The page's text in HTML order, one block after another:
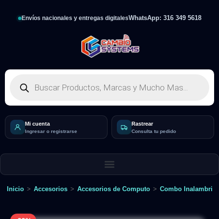
Envíos nacionales y entregas digitalesWhatsApp: 316 349 5618
Mi cuenta
Ingresar o registrarse
Rastrear
Consulta tu pedido
Inicio > Accesorios > Accesorios de Computo > Combo